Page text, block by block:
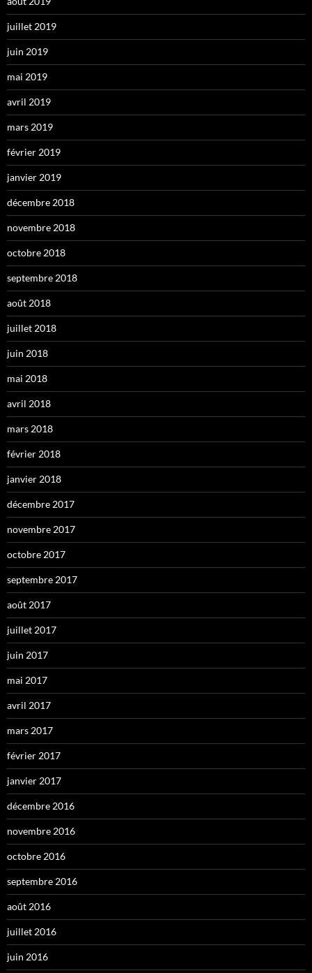
juillet 2019
juin 2019
mai 2019
avril 2019
mars 2019
février 2019
janvier 2019
décembre 2018
novembre 2018
octobre 2018
septembre 2018
août 2018
juillet 2018
juin 2018
mai 2018
avril 2018
mars 2018
février 2018
janvier 2018
décembre 2017
novembre 2017
octobre 2017
septembre 2017
août 2017
juillet 2017
juin 2017
mai 2017
avril 2017
mars 2017
février 2017
janvier 2017
décembre 2016
novembre 2016
octobre 2016
septembre 2016
août 2016
juillet 2016
juin 2016